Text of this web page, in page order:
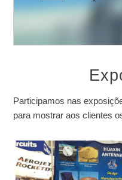
Participamos nas
para mostrar aos clientes